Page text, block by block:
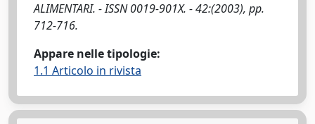
ALIMENTARI. - ISSN 0019-901X. - 42:(2003), pp.
712-716.
Appare nelle tipologie:
1.1 Articolo in rivista